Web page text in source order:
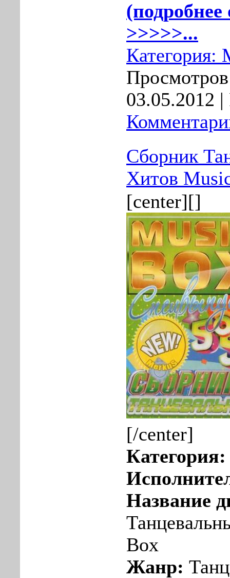
(подробнее
>>>>>...
Категория:
03.05.2012 |
Сборник
Хитов
[center][]
[/center]
Название
Box
Жанр: